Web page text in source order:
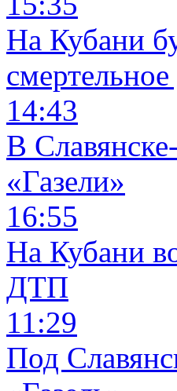
На Кубани
14:43
В
«Газели»
16:55
На Кубани
ДТП
11:29
Под